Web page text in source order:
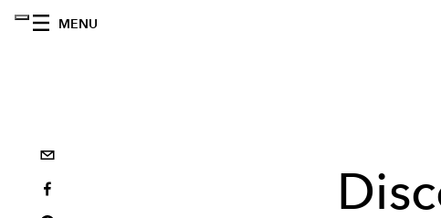
MENU